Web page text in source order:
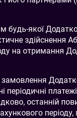
будь-якої
здійснення
на отримання
періодичні
останній